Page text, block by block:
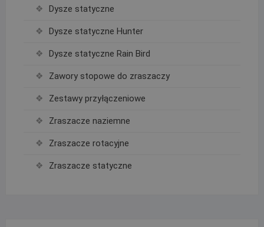
Dysze statyczne
Dysze statyczne Hunter
Dysze statyczne Rain Bird
Zawory stopowe do zraszaczy
Zestawy przyłączeniowe
Zraszacze naziemne
Zraszacze rotacyjne
Zraszacze statyczne